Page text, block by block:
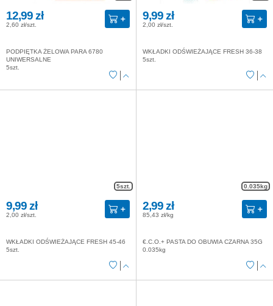
12,99 zł
2,60 zł/szt.
PODPIĘTKA ŻELOWA PARA 6780
UNIWERSALNE
5szt.
9,99 zł
2,00 zł/szt.
WKŁADKI ODŚWIEŻAJĄCE FRESH 36-38
5szt.
5szt.
9,99 zł
2,00 zł/szt.
WKŁADKI ODŚWIEŻAJĄCE FRESH 45-46
5szt.
0.035kg
2,99 zł
85,43 zł/kg
€.C.O.+ PASTA DO OBUWIA CZARNA 35G
0.035kg